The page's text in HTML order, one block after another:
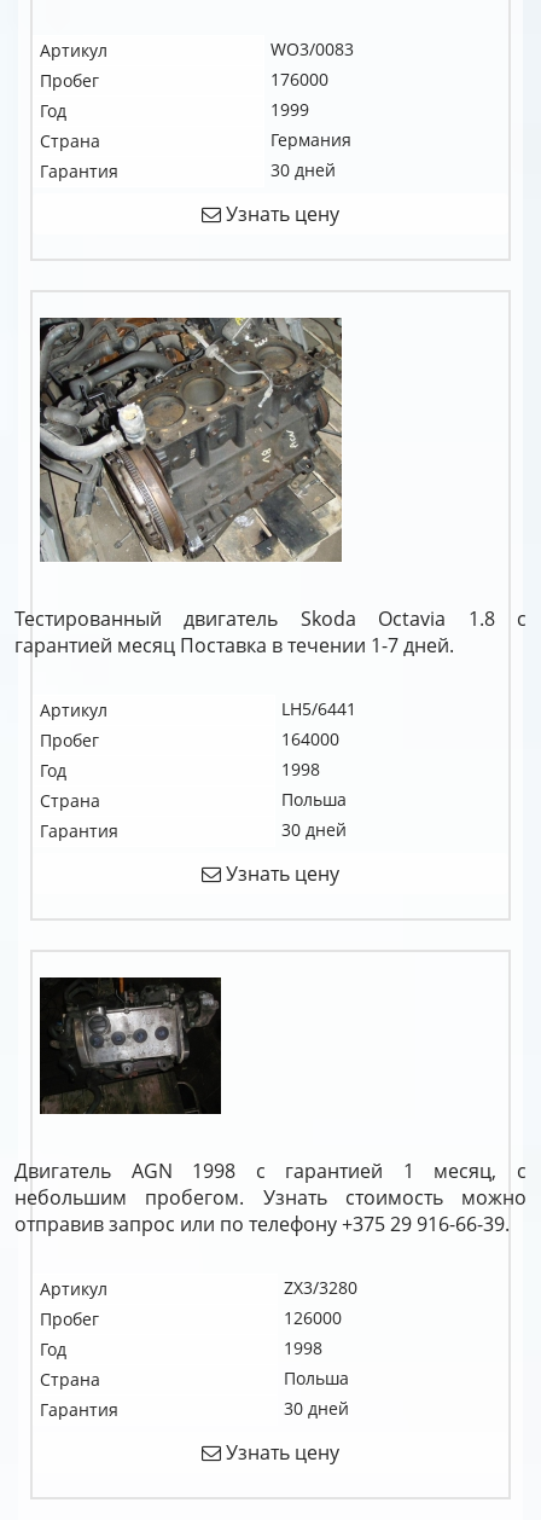
Артикул
WO3/0083
Пробег
176000
Год
1999
Страна
Германия
Гарантия
30 дней
Узнать цену
Тестированный двигатель Skoda Octavia 1.8 c
гарантией месяц Поставка в течении 1-7 дней.
Артикул
LH5/6441
Пробег
164000
Год
1998
Страна
Польша
Гарантия
30 дней
Узнать цену
Двигатель AGN 1998 с гарантией 1 месяц, с
небольшим пробегом. Узнать стоимость можно
отправив запрос или по телефону +375 29 916-66-39.
Артикул
ZX3/3280
Пробег
126000
Год
1998
Страна
Польша
Гарантия
30 дней
Узнать цену